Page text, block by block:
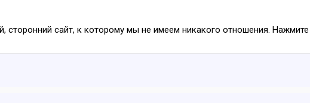
сторонний сайт, к которому мы не имеем никакого отношения.